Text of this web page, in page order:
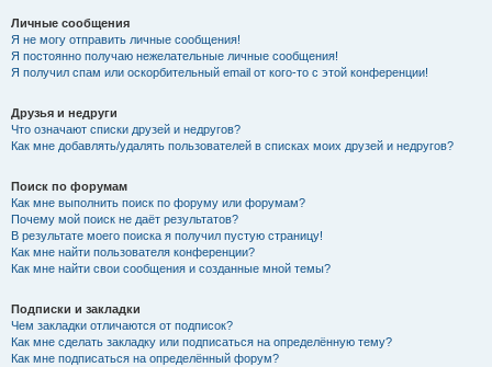
Личные сообщения
Я не могу отправить личные сообщения!
Я постоянно получаю нежелательные личные сообщения!
Я получил спам или оскорбительный email от кого-то с этой конференции!
Друзья и недруги
Что означают списки друзей и недругов?
Как мне добавлять/удалять пользователей в списках моих друзей и недругов?
Поиск по форумам
Как мне выполнить поиск по форуму или форумам?
Почему мой поиск не даёт результатов?
В результате моего поиска я получил пустую страницу!
Как мне найти пользователя конференции?
Как мне найти свои сообщения и созданные мной темы?
Подписки и закладки
Чем закладки отличаются от подписок?
Как мне сделать закладку или подписаться на определённую тему?
Как мне подписаться на определённый форум?